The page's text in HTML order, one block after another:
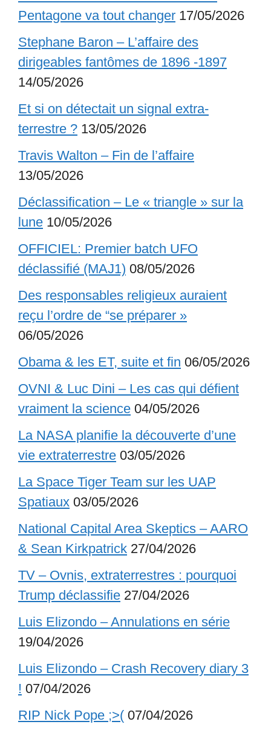
Pentagone va tout changer 17/05/2026
Stephane Baron – L’affaire des
dirigeables fantômes de 1896 -1897
14/05/2026
Et si on détectait un signal extra-
terrestre ? 13/05/2026
Travis Walton – Fin de l’affaire
13/05/2026
Déclassification – Le « triangle » sur la
lune 10/05/2026
OFFICIEL: Premier batch UFO
déclassifié (MAJ1) 08/05/2026
Des responsables religieux auraient
reçu l’ordre de “se préparer »
06/05/2026
Obama & les ET, suite et fin 06/05/2026
OVNI & Luc Dini – Les cas qui défient
vraiment la science 04/05/2026
La NASA planifie la découverte d’une
vie extraterrestre 03/05/2026
La Space Tiger Team sur les UAP
Spatiaux 03/05/2026
National Capital Area Skeptics – AARO
& Sean Kirkpatrick 27/04/2026
TV – Ovnis, extraterrestres : pourquoi
Trump déclassifie 27/04/2026
Luis Elizondo – Annulations en série
19/04/2026
Luis Elizondo – Crash Recovery diary 3
! 07/04/2026
RIP Nick Pope ;>( 07/04/2026